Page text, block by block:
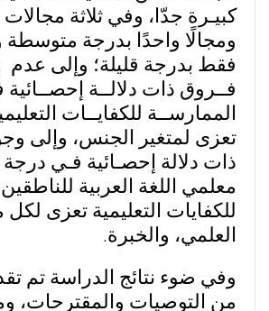
كبيـرة جدّا، وفي ثلاثة
ومجالًا واحدًا بدرجة متوسطة
فقط بدرجة قليلة؛ وإلى عدم
فــروق ذات دلالــة
الممارســة للكفايــات
تعزى لمتغير الجنس، وإلى
ذات دلالة إحصـائية فـي
معلمي اللغة العربية
للكفايات التعليمية تعزى
العلمي، والخبرة.
وفي ضوء نتائج الدراسة تم
من التوصيات والمقترحات،